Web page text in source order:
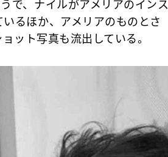
で、ナイルがアメリアのインス
るほか、アメリアのものとさ
ット写真も流出している。